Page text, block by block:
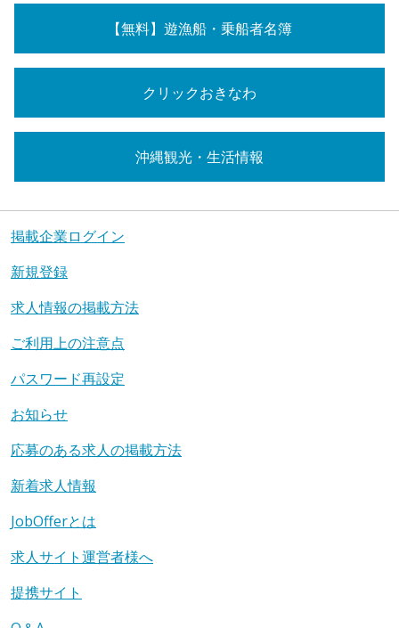
【無料】遊漁船・乗船者名簿
クリックおきなわ
沖縄観光・生活情報
掲載企業ログイン
新規登録
求人情報の掲載方法
ご利用上の注意点
パスワード再設定
お知らせ
応募のある求人の掲載方法
新着求人情報
JobOfferとは
求人サイト運営者様へ
提携サイト